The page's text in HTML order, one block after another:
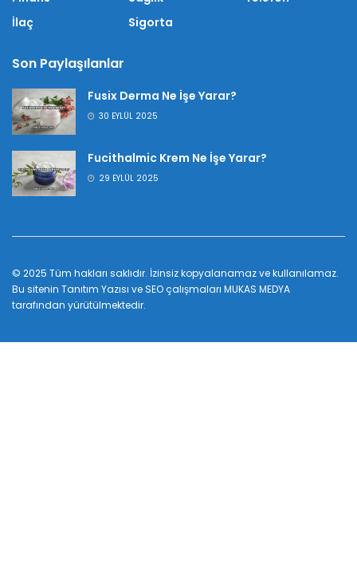
İlaç
Sigorta
Son Paylaşılanlar
Fusix Derma Ne İşe Yarar?
30 EYLÜL 2025
Fucithalmic Krem Ne İşe Yarar?
29 EYLÜL 2025
© 2025 Tüm hakları saklıdır. İzinsiz kopyalanamaz ve kullanılamaz.
Bu sitenin Tanıtım Yazısı ve SEO çalışmaları MUKAS MEDYA
tarafından yürütülmektedir.